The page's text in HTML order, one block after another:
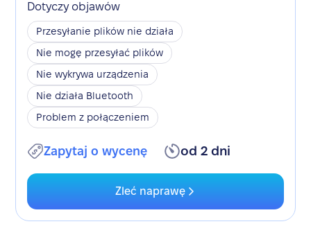
Dotyczy objawów
Przesyłanie plików nie działa
Nie mogę przesyłać plików
Nie wykrywa urządzenia
Nie działa Bluetooth
Problem z połączeniem
Zapytaj o wycenę od 2 dni
Zleć naprawę